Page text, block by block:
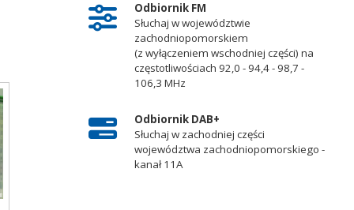
Odbiornik FM
Słuchaj w województwie
zachodniopomorskiem
(z wyłączeniem wschodniej części) na
częstotliwościach 92,0 - 94,4 - 98,7 -
106,3 MHz
Odbiornik DAB+
Słuchaj w zachodniej części
województwa zachodniopomorskiego -
kanał 11A